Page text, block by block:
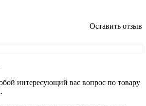
Оставить отзыв
интересующий вас вопрос по товару